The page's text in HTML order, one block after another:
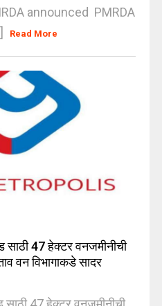
announced PMRDA
Read More
47 हेक्टर वनजमीनीची
वन विभागाकडे सादर